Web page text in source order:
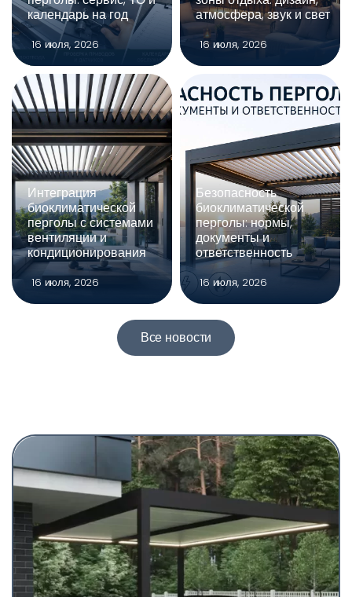
календарь на год
16 июля, 2026
атмосфера, звук и свет
16 июля, 2026
Интеграция
биоклиматической
перголы с системами
вентиляции и
кондиционирования
16 июля, 2026
Безопасность
биоклиматической
перголы: нормы,
документы и
ответственность
16 июля, 2026
Все новости